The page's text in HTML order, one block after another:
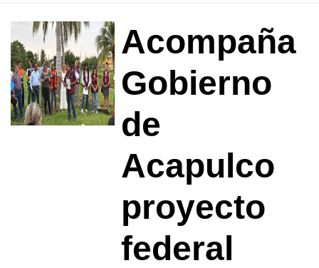
Acompaña
Gobierno
de
Acapulco
proyecto
federal